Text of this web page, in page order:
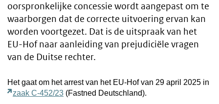
oorspronkelijke concessie wordt aangepast om te
waarborgen dat de correcte uitvoering ervan kan
worden voortgezet. Dat is de uitspraak van het
EU-Hof naar aanleiding van prejudiciële vragen
van de Duitse rechter.
Het gaat om het arrest van het EU-Hof van 29 april 2025 in
zaak C-452/23 (Fastned Deutschland).